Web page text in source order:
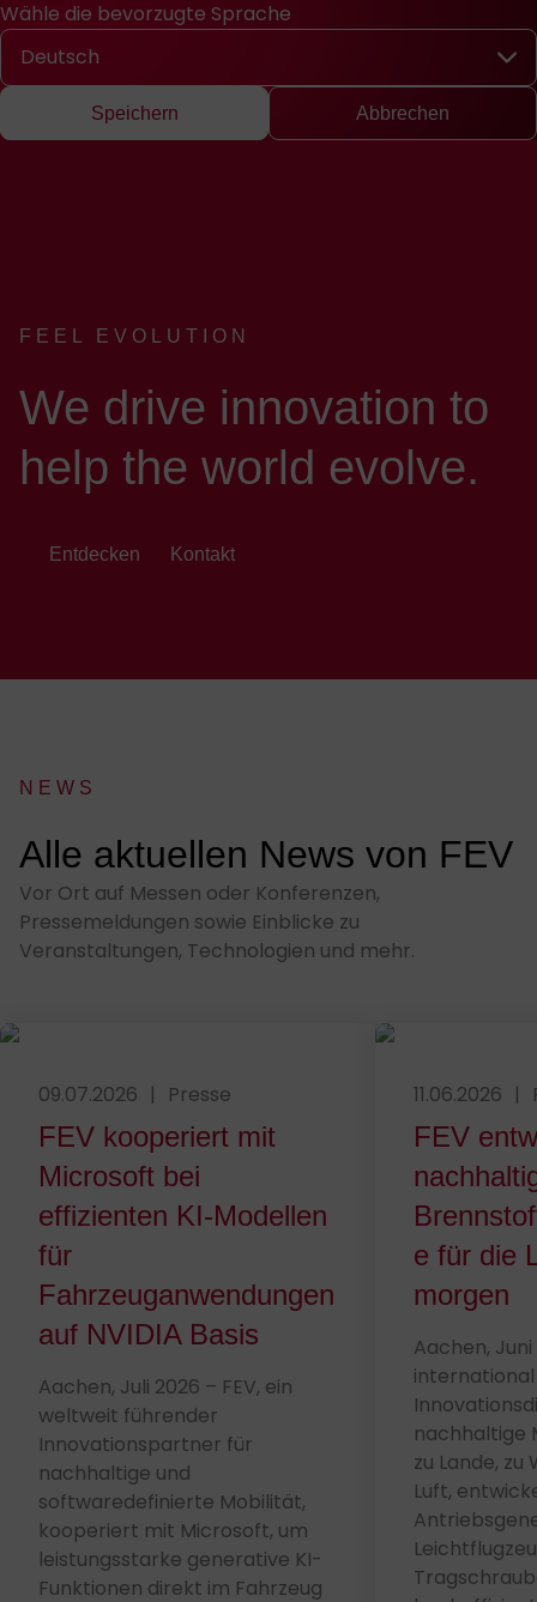
Wähle die bevorzugte Sprache
Wähle die bevorzugte Sprache
Speichern Abbrechen
Schnellzugriff
Suche EnglishChinese
FEEL EVOLUTION
:
We drive innovation to
help the world evolve.
Entdecken Kontakt
NEWS
:
Alle aktuellen News von FEV
Vor Ort auf Messen oder Konferenzen,
Pressemeldungen sowie Einblicke zu
Veranstaltungen, Technologien und mehr.
Veröffentlicht am 09.07.2026
09.07.2026 | Presse
FEV kooperiert mit
Microsoft bei
effizienten KI-Modellen
für
Fahrzeuganwendungen
auf NVIDIA Basis
Aachen, Juli 2026 – FEV, ein
weltweit führender
Innovationspartner für
nachhaltige und
softwaredefinierte Mobilität,
kooperiert mit Microsoft, um
leistungsstarke generative KI-
Funktionen direkt im Fahrzeug
11.06.2026 |
FEV
e für die
morgen
Aachen, Juni
nachhaltige
zu Lande, zu
Luft,